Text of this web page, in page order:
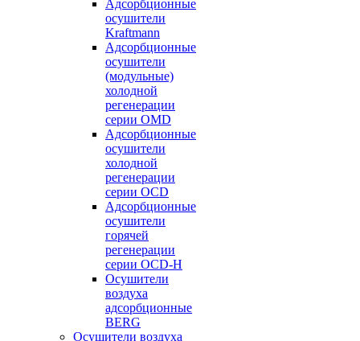
Адсорбционные
осушители
Kraftmann
Адсорбционные
осушители
(модульные)
холодной
регенерации
серии OMD
Адсорбционные
осушители
холодной
регенерации
серии OCD
Адсорбционные
осушители
горячей
регенерации
серии OСD-H
Осушители
воздуха
адсорбционные
BERG
Осушители воздуха